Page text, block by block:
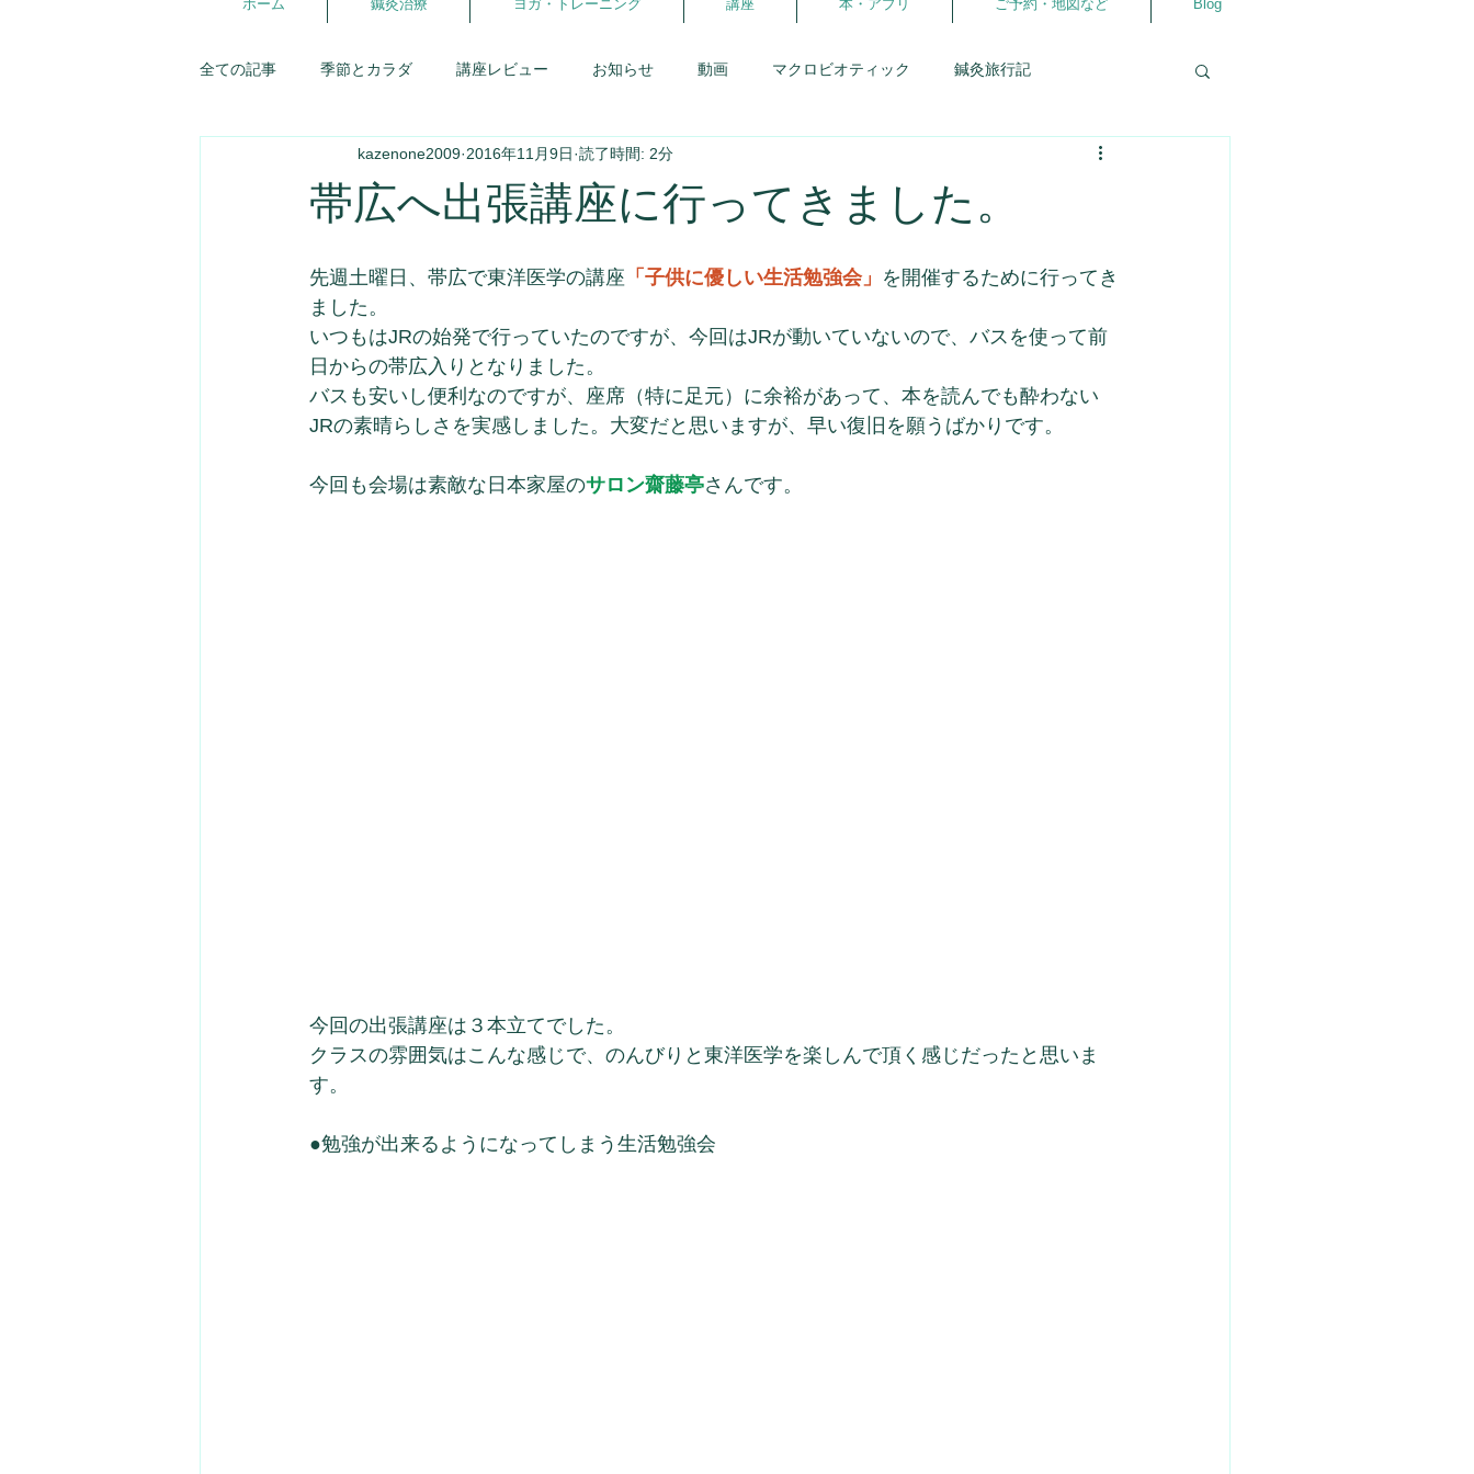
ホーム 鍼灸治療 ヨガ・トレーニング 講座 本・アプリ ご予約・地図など Blog
全ての記事 季節とカラダ 講座レビュー お知らせ 動画 マクロビオティック 鍼灸旅行記
講座スケジュール 東洋医学 患者さんとの会話
優しいお店探訪 お灸 生理 がんばらないダイエット ヨガ・ピラティス ココカラダ よろず相談室
氣が調う談話室
帯広へ出張講座に行ってきました。
kazenone2009 2016年11月9日 読了時間: 2分
先週土曜日、帯広で東洋医学の講座 「子供に優しい生活勉強会」 を開催するために行ってき
ました。
いつもはJRの始発で行っていたのですが、今回はJRが動いていないので、バスを使って前
日からの帯広入りとなりました。
バスも安いし便利なのですが、座席（特に足元）に余裕があって、本を読んでも酔わない
JRの素晴らしさを実感しました。大変だと思いますが、早い復旧を願うばかりです。
今回も会場は素敵な日本家屋のサロン齋藤亭さんです。
今回の出張講座は３本立てでした。
クラスの雰囲気はこんな感じで、のんびりと東洋医学を楽しんで頂く感じだったと思いま
す。
●勉強が出来るようになってしまう生活勉強会